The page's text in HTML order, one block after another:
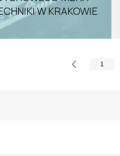
W KRAKOWIE